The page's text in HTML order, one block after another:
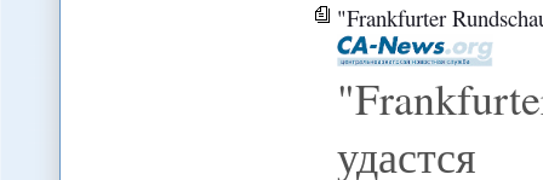
"Frankfurter Rundschau":